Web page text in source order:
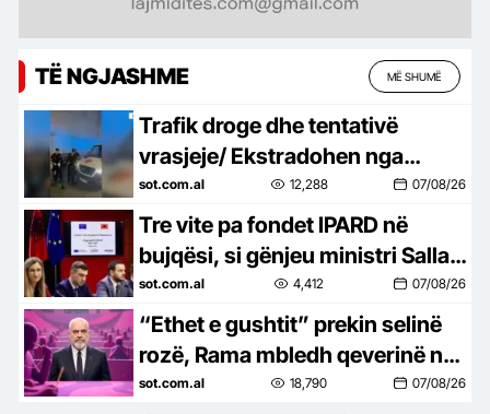
TË NGJASHME MË SHUMË
Trafik droge dhe tentativë
vrasjeje/ Ekstradohen nga
Kolumbia e Italia 2 persona të
kërkuar, mes tyre ‘kimisti’ i…
sot.com.al 12,288 07/08/26
Tre vite pa fondet IPARD në
bujqësi, si gënjeu ministri Salla,
premtoi çeljen e programit
brenda qershorit, por ende…
sot.com.al 4,412 07/08/26
“Ethet e gushtit” prekin selinë
rozë, Rama mbledh qeverinë në
Pogradec më 24 dhe 25 gusht,
sot.com.al 18,790 07/08/26